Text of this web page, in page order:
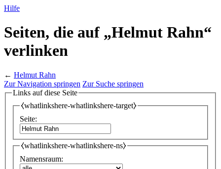
Hilfe
Seiten, die auf „Helmut Rahn“
verlinken
← Helmut Rahn
Zur Navigation springen Zur Suche springen
Links auf diese Seite
⧼whatlinkshere-whatlinkshere-target⧽
Seite:
⧼whatlinkshere-whatlinkshere-ns⧽
Namensraum: